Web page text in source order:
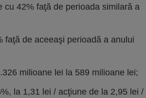
cu 42% faţă de perioada similară a
faţă de aceeaşi perioadă a anului
milioane lei la 589 milioane lei;
la 1,31 lei / acţiune de la 2,95 lei /